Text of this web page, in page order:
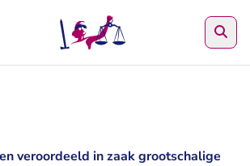
veroordeeld in zaak grootschalige